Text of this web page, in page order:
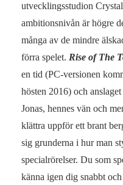
utvecklingsstudion
ambitionsnivån är högre
många av de mindre
förra spelet. Rise of The
en tid (PC-versionen
hösten 2016) och
Jonas, hennes vän och
klättra uppför ett brant
sig grunderna i hur man
specialrörelser. Du som
känna igen dig snabbt